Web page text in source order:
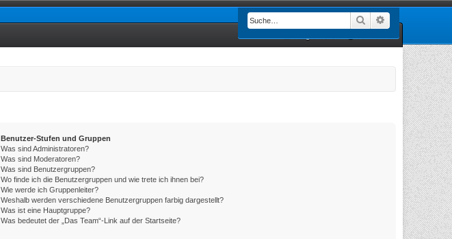
Suche
Benutzer-Stufen und Gruppen
Was sind Administratoren?
Was sind Moderatoren?
Was sind Benutzergruppen?
Wo finde ich die Benutzergruppen und wie trete ich ihnen bei?
Wie werde ich Gruppenleiter?
Weshalb werden verschiedene Benutzergruppen farbig dargestellt?
Was ist eine Hauptgruppe?
Was bedeutet der „Das Team“-Link auf der Startseite?